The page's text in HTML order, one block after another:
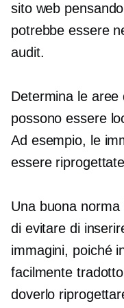
sito web
potrebbe essere
audit.
Determina le aree
possono essere
Ad esempio, le
essere
Una buona
di evitare di
immagini, poiché
facilmente
doverlo